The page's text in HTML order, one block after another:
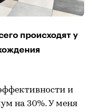
происходят у
и
на 30%. У меня